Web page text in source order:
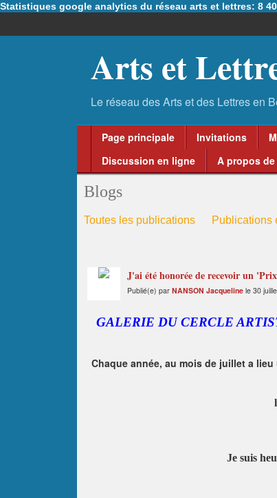
Statistiques google analytics du réseau arts et lettres: 8
Arts et
Page principale Invitations
Discussion en ligne
A propos
Blogs
Toutes les publications Publications
J'ai été honorée de recevoir un
Publié(e) par NANSON Jacqueline le 30
GALERIE DU CERCLE
Chaque année, au mois de juillet a
Je suis